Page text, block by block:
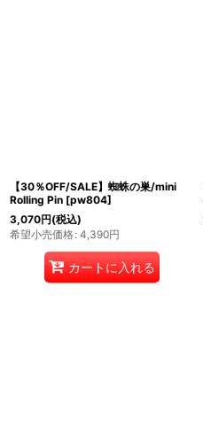
【30％OFF/SALE】蜘蛛の巣/mini
Rolling Pin [pw804]
3,070円(税込)
希望小売価格: 4,390円
カートに入れる